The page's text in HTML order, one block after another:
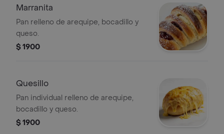
Marranita
Pan relleno de arequipe, bocadillo y
queso.
$ 1900
Quesillo
Pan individual relleno de arequipe,
bocadillo y queso.
$ 1900